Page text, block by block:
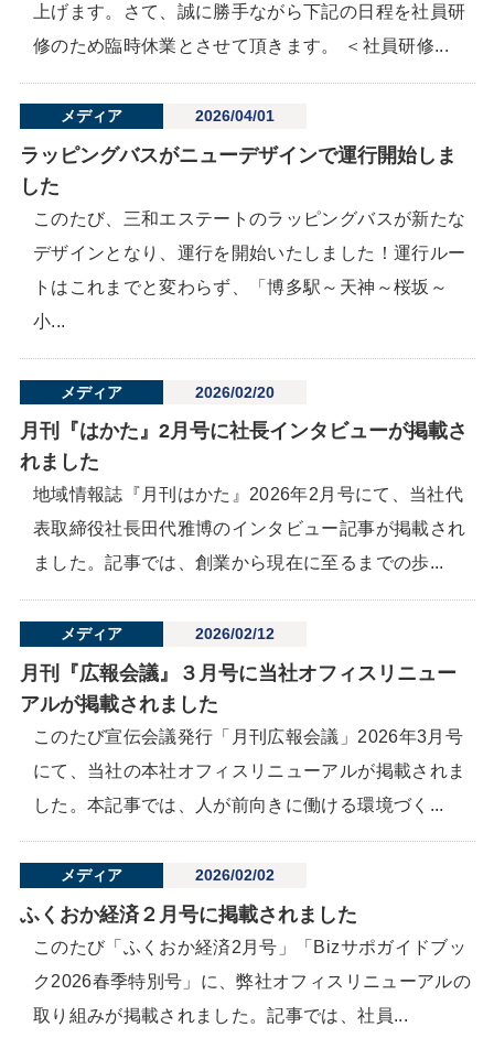
上げます。さて、誠に勝手ながら下記の日程を社員研
修のため臨時休業とさせて頂きます。 ＜社員研修...
メディア 2026/04/01
ラッピングバスがニューデザインで運行開始しま
した
このたび、三和エステートのラッピングバスが新たな
デザインとなり、運行を開始いたしました！運行ルー
トはこれまでと変わらず、「博多駅～天神～桜坂～
小...
メディア 2026/02/20
月刊『はかた』2月号に社長インタビューが掲載さ
れました
地域情報誌『月刊はかた』2026年2月号にて、当社代
表取締役社長田代雅博のインタビュー記事が掲載され
ました。記事では、創業から現在に至るまでの歩...
メディア 2026/02/12
月刊『広報会議』３月号に当社オフィスリニュー
アルが掲載されました
このたび宣伝会議発行「月刊広報会議」2026年3月号
にて、当社の本社オフィスリニューアルが掲載されま
した。本記事では、人が前向きに働ける環境づく...
メディア 2026/02/02
ふくおか経済２月号に掲載されました
このたび「ふくおか経済2月号」「Bizサポガイドブッ
ク2026春季特別号」に、弊社オフィスリニューアルの
取り組みが掲載されました。記事では、社員...